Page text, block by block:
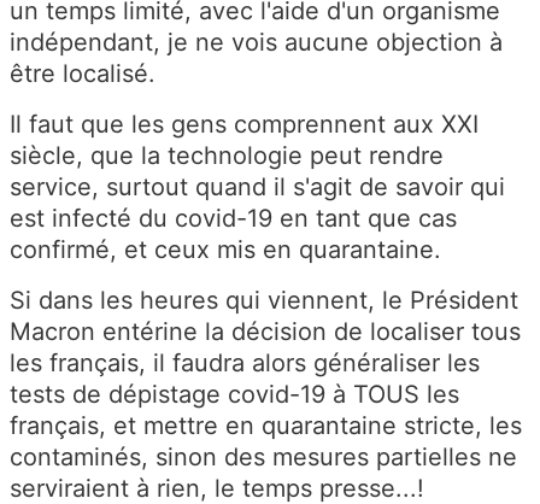
un temps limité, avec l'aide d'un organisme
indépendant, je ne vois aucune objection à
être localisé.
Il faut que les gens comprennent aux XXI
siècle, que la technologie peut rendre
service, surtout quand il s'agit de savoir qui
est infecté du covid-19 en tant que cas
confirmé, et ceux mis en quarantaine.
Si dans les heures qui viennent, le Président
Macron entérine la décision de localiser tous
les français, il faudra alors généraliser les
tests de dépistage covid-19 à TOUS les
français, et mettre en quarantaine stricte, les
contaminés, sinon des mesures partielles ne
serviraient à rien, le temps presse...!